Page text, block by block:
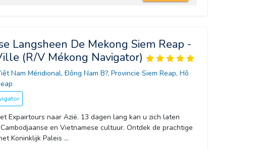
Langsheen De Mekong Siem Reap -
(R/V Mékong Navigator)
Nam Méridional, Ðông Nam B?, Provincie Siem Reap, Hô
Expairtours naar Azië. 13 dagen lang kan u zich laten
en Vietnamese cultuur. Ontdek de prachtige
Koninklijk Paleis ...